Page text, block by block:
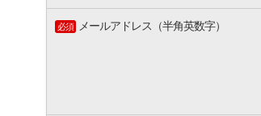
必須 メールアドレス（半角英数字）